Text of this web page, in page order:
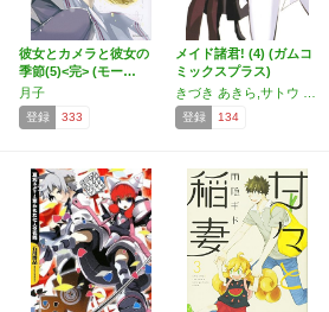
彼女とカメラと彼女の
季節(5)<完> (モー…
月子
登録 333
メイド諸君! (4) (ガムコ
ミックスプラス)
登録 134